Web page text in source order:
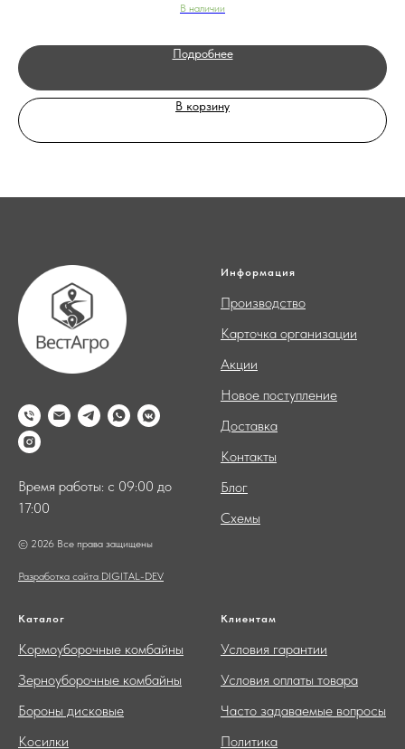
В наличии
Подробнее
В корзину
Время работы: с 09:00 до
17:00
© 2026 Все права защищены
Разработка сайта DIGITAL-DEV
Информация
Производство
Карточка организации
Акции
Новое поступление
Доставка
Контакты
Блог
Схемы
Каталог
Кормоуборочные комбайны
Зерноуборочные комбайны
Бороны дисковые
Косилки
Клиентам
Условия гарантии
Условия оплаты товара
Часто задаваемые вопросы
Политика